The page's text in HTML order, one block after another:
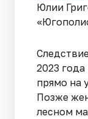
Юлии
2023
прямо на
Позже
лесном